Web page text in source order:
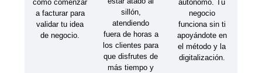
cómo comenzar
a facturar para
validar tu idea
de negocio.
sillón,
atendiendo
fuera de horas a
los clientes para
que disfrutes de
más tiempo y
autónomo. Tu
negocio
funciona sin ti
apoyándote en
el método y la
digitalización.